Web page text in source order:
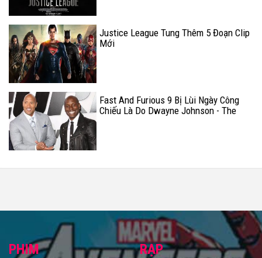
Justice League Tung Thêm 5 Đoạn Clip
Mới
Fast And Furious 9 Bị Lùi Ngày Công
Chiếu Là Do Dwayne Johnson - The
PHIM RẠP